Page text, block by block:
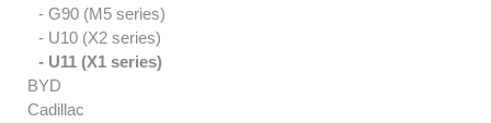
- G90 (M5 series)
- U10 (X2 series)
- U11 (X1 series)
BYD
Cadillac